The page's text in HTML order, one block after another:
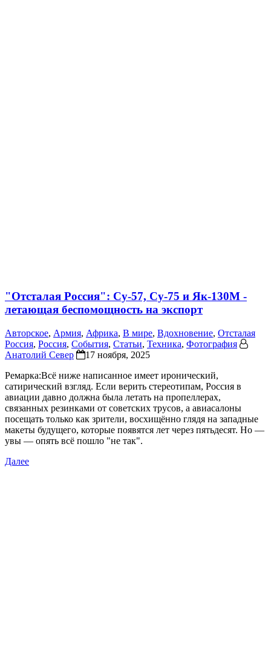
"Отсталая Россия": Су-57, Су-75 и Як-130М -
летающая беспомощность на экспорт
Авторское, Армия, Африка, В мире, Вдохновение, Отсталая
Россия, Россия, События, Статьи, Техника, Фотография
Анатолий Север
17 ноября, 2025
Ремарка:Всё ниже написанное имеет иронический,
сатирический взгляд. Если верить стереотипам, Россия в
авиации давно должна была летать на пропеллерах,
связанных резинками от советских трусов, а авиасалоны
посещать только как зрители, восхищённо глядя на западные
макеты будущего, которые появятся лет через пятьдесят. Но —
увы — опять всё пошло "не так".
Далее